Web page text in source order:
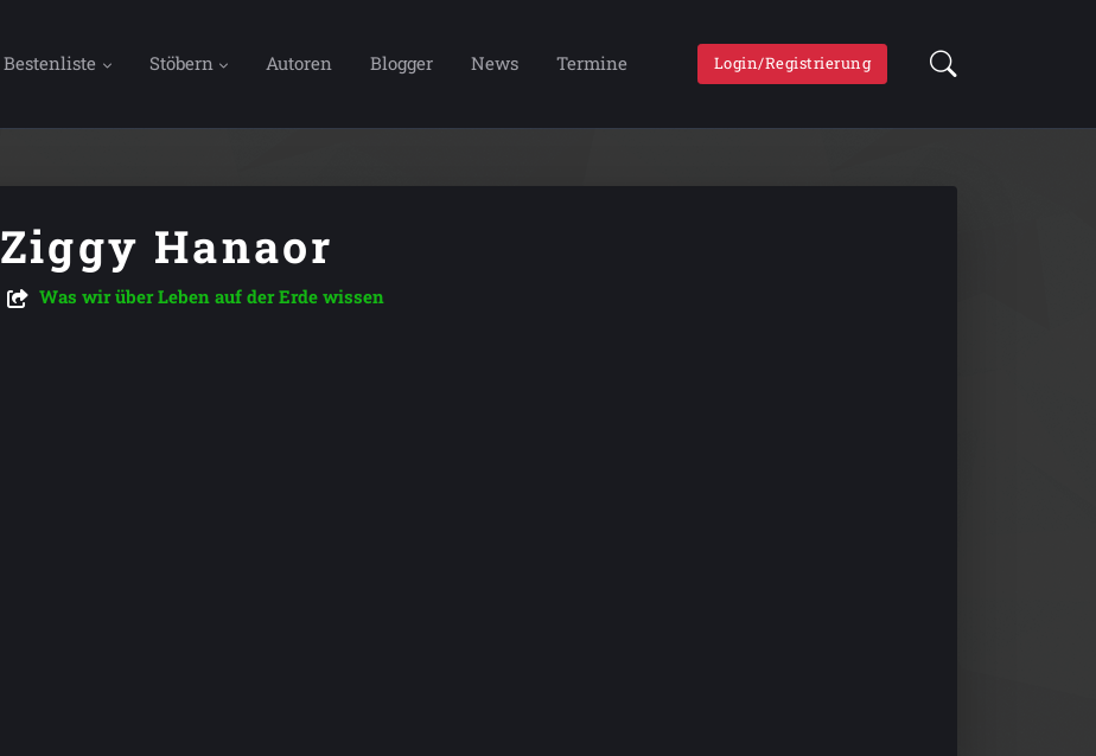
Bestenliste Stöbern Autoren Blogger News Termine Login/Registrierung
Ziggy Hanaor
Was wir über Leben auf der Erde wissen